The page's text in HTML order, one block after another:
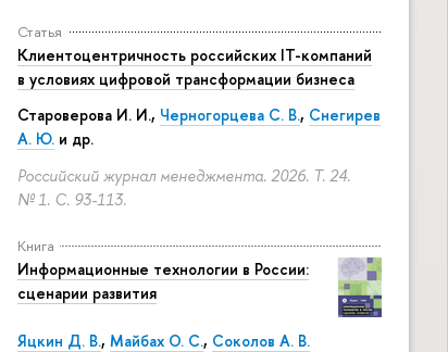
Статья
Клиентоцентричность российских IT-компаний
в условиях цифровой трансформации бизнеса
Староверова И. И., Черногорцева С. В., Снегирев
А. Ю. и др.
Российский журнал менеджмента. 2026. Т. 24.
№ 1. С. 93-113.
Книга
Информационные технологии в России:
сценарии развития
Яцкин Д. В., Майбах О. С., Соколов А. В.